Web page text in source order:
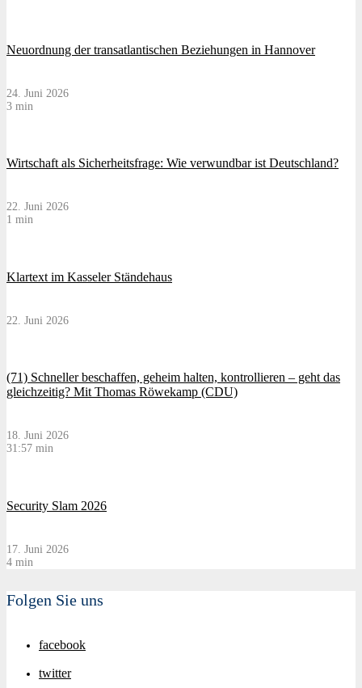
Neuordnung der transatlantischen Beziehungen in Hannover
24. Juni 2026
3 min
Wirtschaft als Sicherheitsfrage: Wie verwundbar ist Deutschland?
22. Juni 2026
1 min
Klartext im Kasseler Ständehaus
22. Juni 2026
(71) Schneller beschaffen, geheim halten, kontrollieren – geht das
gleichzeitig? Mit Thomas Röwekamp (CDU)
18. Juni 2026
31:57 min
Security Slam 2026
17. Juni 2026
4 min
Folgen Sie uns
facebook
twitter